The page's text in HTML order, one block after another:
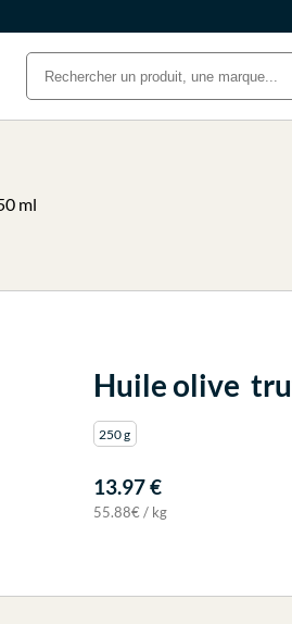
ml
Huile olive
250 g
13.97 €
55.88€ / kg